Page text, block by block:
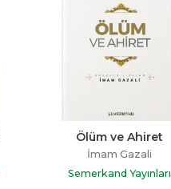
Ölüm ve Ahiret
İmam Gazali
Semerkand Yayınları